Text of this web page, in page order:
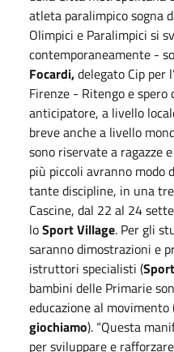
atleta paralimpico sogna
Olimpici e Paralimpici si
contemporaneamente -
Focardi,delegato Cip per
Firenze - Ritengo e spero
anticipatore, a livello
breve anche a livello
sono riservate a ragazze
più piccoli avranno
tante discipline, in una
Cascine, dal 22 al 24
loSport Village. Per gli
saranno dimostrazioni e
istruttori specialisti (
bambini delle Primarie
educazione al movimento
giochiamo). “Questa
per sviluppare e